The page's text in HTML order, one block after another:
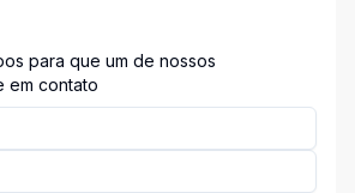
para que um de nossos
em contato